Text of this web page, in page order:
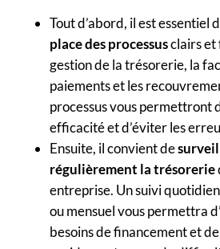
Tout d’abord, il est essentiel
place des processusclairs et
gestion de la trésorerie, la
paiements et les
processus vous permettront
efficacité et d’éviter les
Ensuite, il convient de
régulièrement la trésorerie
entreprise. Un suivi
ou mensuel vous permettra
besoins de financement et